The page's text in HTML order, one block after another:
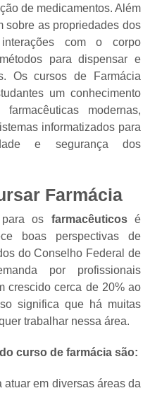
de medicamentos. Além
sobre as propriedades dos
com o corpo
para dispensar e
Os cursos de Farmácia
um conhecimento
modernas,
informatizados para
e segurança dos
Farmácia
os farmacêuticosé
boas perspectivas de
do Conselho Federal de
por profissionais
crescido cerca de 20% ao
significa que há muitas
trabalhar nessa área.
curso de farmácia são:
em diversas áreas da